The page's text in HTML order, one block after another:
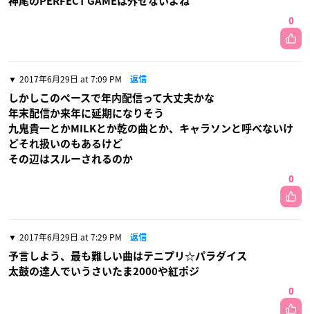
0
2017年6月29日 at 7:09 PM 返信
しかしこのペースで年内配信って大丈夫かな
年末配信か来年に延期になりそう
九鬼貴一とかMILKとか乾の曲とか、キャラソンと呼べないけ
どそれ扱いのもあるけど
その辺はスルーされるのか
0
2017年6月29日 at 7:29 PM 返信
予言しよう、最も難しい曲はテニプリ☆パラダイス
太鼓の達人でいうさいたま2000や紅ポジ
0